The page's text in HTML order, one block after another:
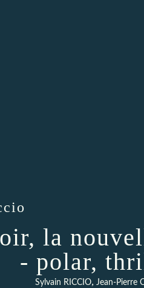
la
- polar,
Sylvain RICCIO, Jean-Pierre